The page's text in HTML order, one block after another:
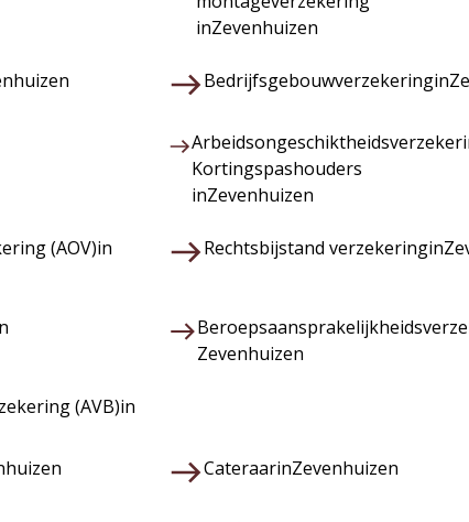
inZevenhuizen
Bedrijfsgebouwverzekeringin
Kortingspashouders
inZevenhuizen
(AOV)in
Rechtsbijstand verzekeringin
Zevenhuizen
(AVB)in
CateraarinZevenhuizen